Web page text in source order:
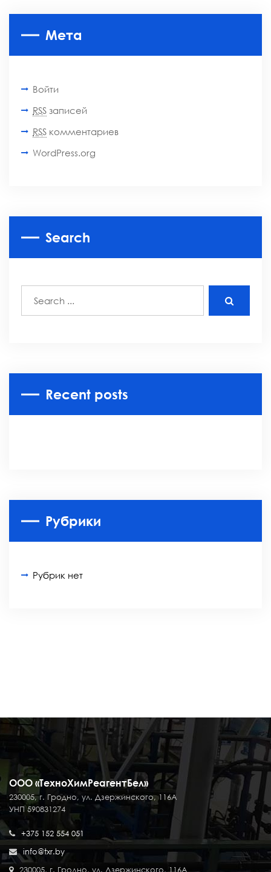
Мета
Войти
RSS записей
RSS комментариев
WordPress.org
Search
Recent posts
Рубрики
Рубрик нет
ООО «ТехноХимРеагентБел»
230005, г. Гродно, ул. Дзержинского, 116А
УНП 590831274
+375 152 554 051
info@txr.by
230005, г. Гродно, ул. Дзержинского, 116А